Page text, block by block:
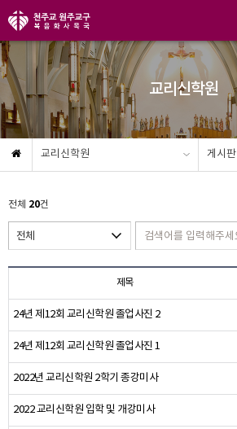
교리신학원
교리신학원 게시판
전체 20건
제목
24년 제12회 교리신학원 졸업사진 2
24년 제12회 교리신학원 졸업사진 1
2022년 교리신학원 2학기 종강미사
2022 교리신학원 입학 및 개강미사